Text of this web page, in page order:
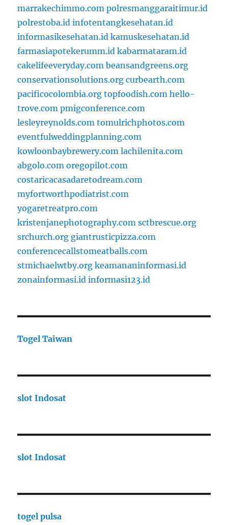
marrakechimmo.com polresmanggaraitimur.id
polrestoba.id infotentangkesehatan.id
informasikesehatan.id kamuskesehatan.id
farmasiapotekerumm.id kabarmataram.id
cakelifeeveryday.com beansandgreens.org
conservationsolutions.org curbearth.com
pacificocolombia.org topfoodish.com hello-
trove.com pmigconference.com
lesleyreynolds.com tomulrichphotos.com
eventfulweddingplanning.com
kowloonbaybrewery.com lachilenita.com
abgolo.com oregopilot.com
costaricacasadaretodream.com
myfortworthpodiatrist.com
yogaretreatpro.com
kristenjanephotography.com sctbrescue.org
srchurch.org giantrusticpizza.com
conferencecallstomeatballs.com
stmichaelwtby.org keamananinformasi.id
zonainformasi.id informasi123.id
Togel Taiwan
slot Indosat
slot Indosat
togel pulsa